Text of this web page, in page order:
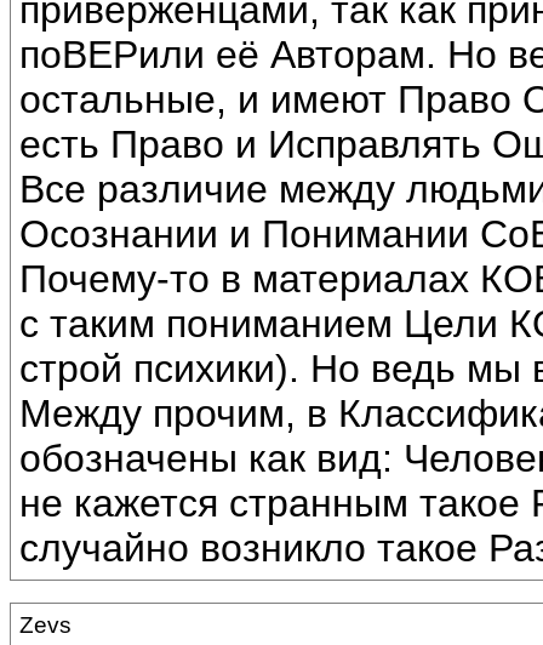
приверженцами, так как
поВЕРили её Авторам. Но
остальные, и имеют Право
есть Право и Исправлять
Все различие между
Осознании и Понимании
Почему-то в материалах
с таким пониманием Цели
строй психики). Но ведь мы
Между прочим, в
обозначены как вид:
не кажется странным
случайно возникло такое
Zevs